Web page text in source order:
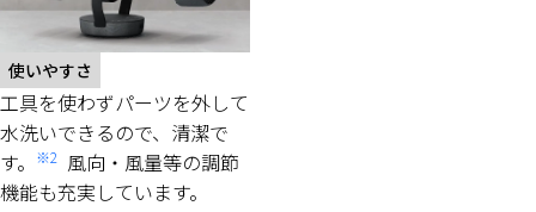
使いやすさ
工具を使わずパーツを外して
水洗いできるので、清潔で
す。
※2 風向・風量等の調節
機能も充実しています。